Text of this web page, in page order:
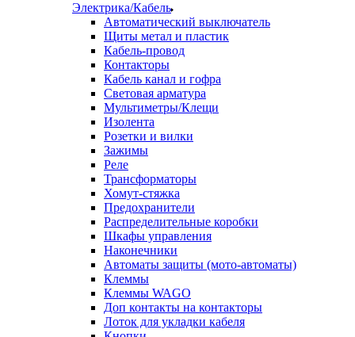
Электрика/Кабель
Автоматический выключатель
Щиты метал и пластик
Кабель-провод
Контакторы
Кабель канал и гофра
Световая арматура
Мультиметры/Клещи
Изолента
Розетки и вилки
Зажимы
Реле
Трансформаторы
Хомут-стяжка
Предохранители
Распределительные коробки
Шкафы управления
Наконечники
Автоматы защиты (мото-автоматы)
Клеммы
Клеммы WAGO
Доп контакты на контакторы
Лоток для укладки кабеля